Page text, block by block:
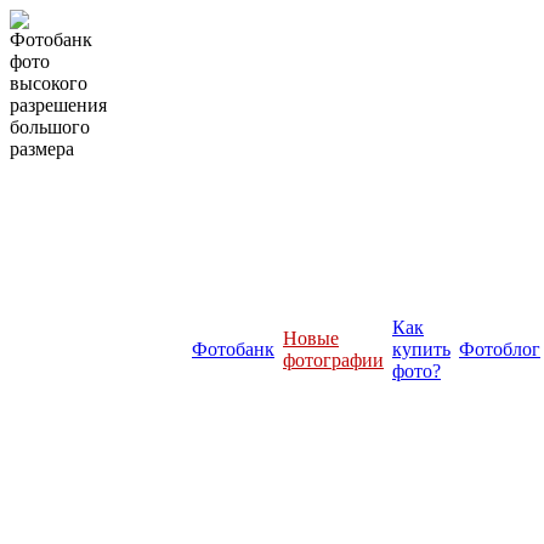
Фотобанк
Новые
фотографии
Как
купить
фото?
Фотоблог